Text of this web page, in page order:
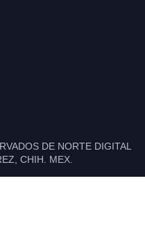
DE NORTE DIGITAL
CHIH. MEX.